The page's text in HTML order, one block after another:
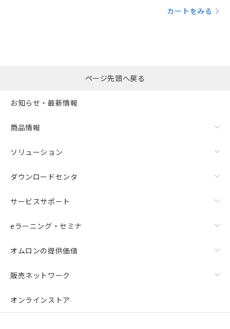
カートをみる
ページ先頭へ戻る
お知らせ・最新情報
商品情報
ソリューション
ダウンロードセンタ
サービスサポート
eラーニング・セミナ
オムロンの提供価値
販売ネットワーク
オンラインストア